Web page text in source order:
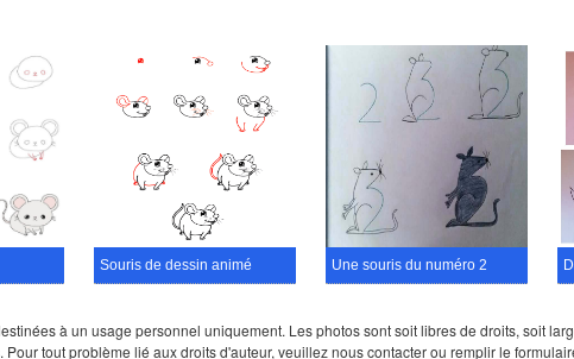
Souris de dessin animé Une souris du numéro 2
à un usage personnel uniquement. Les photos sont soit libres de droits, soit
tout problème lié aux droits d'auteur, veuillez nous contacter ou remplir le